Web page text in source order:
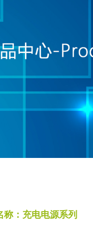
称：充电电源系列